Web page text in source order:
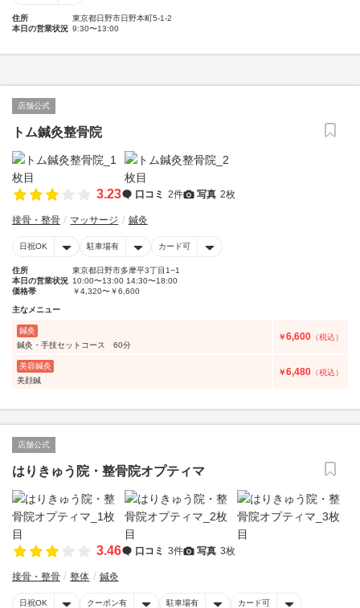
住所
東京都日野市日野本町5-1-2
本日の営業状況 9:30〜13:00
店舗公式
トム鍼灸整骨院
3.23 口コミ 2件 写真 2枚
接骨・整骨 マッサージ 鍼灸
日祝OK 駐車場有 カード可
住所
東京都日野市多摩平3丁目1−1
本日の営業状況 10:00〜13:00 14:30〜18:00
価格帯
￥4,320〜￥6,600
主なメニュー
鍼灸
鍼灸・手技セットコース 60分
￥6,600 （税込）
美容鍼灸
美顔鍼
￥6,480 （税込）
店舗公式
はりきゅう院・整骨院オプティマ
3.46 口コミ 3件 写真 3枚
接骨・整骨 整体 鍼灸
日祝OK クーポン有 駐車場有 カード可